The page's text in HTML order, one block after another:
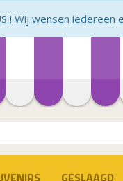
! Wij wensen
GESLAAGD